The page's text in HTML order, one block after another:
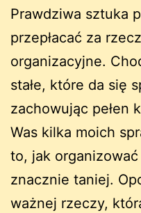
Prawdziwa sztuka
przepłacać za
organizacyjne.
stałe, które da się
zachowując pełen
Was kilka moich
to, jak
znacznie taniej.
ważnej rzeczy,